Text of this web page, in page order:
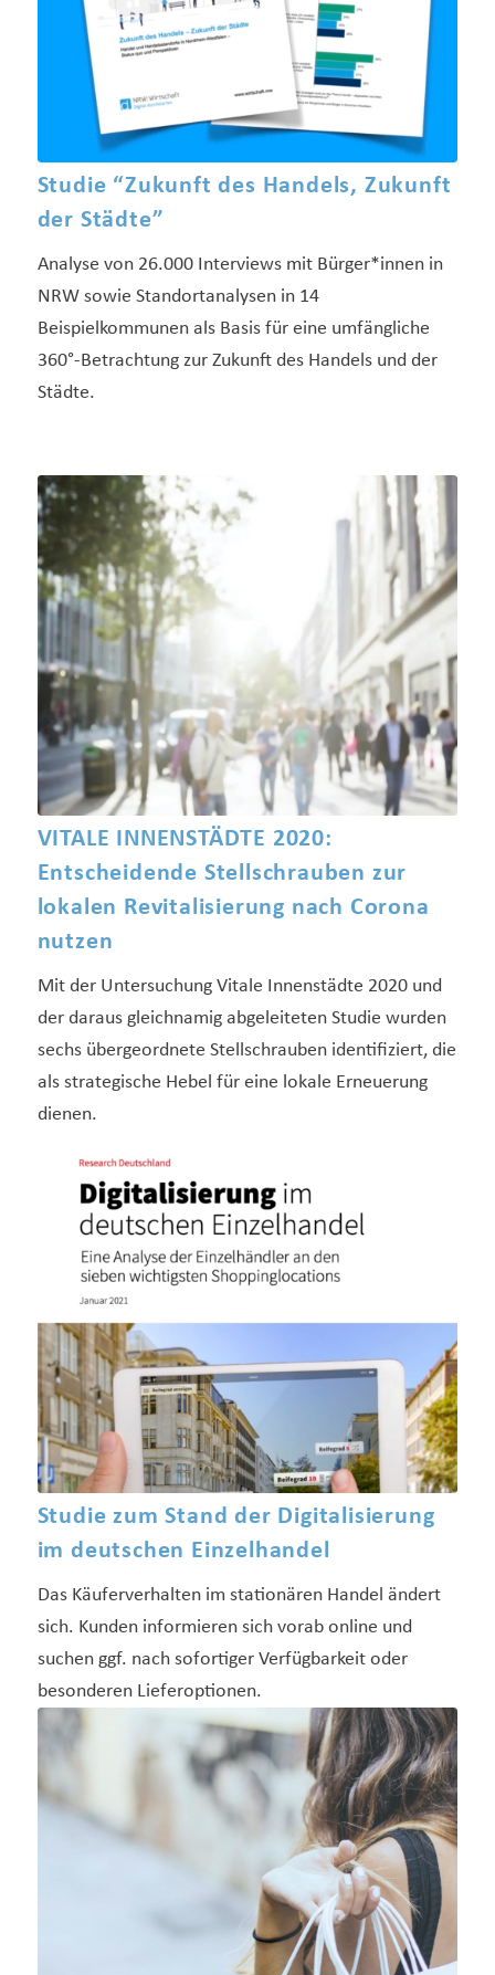
Studie “Zukunft des Handels, Zukunft
der Städte”
Analyse von 26.000 Interviews mit Bürger*innen in
NRW sowie Standortanalysen in 14
Beispielkommunen als Basis für eine umfängliche
360°-Betrachtung zur Zukunft des Handels und der
Städte.
VITALE INNENSTÄDTE 2020:
Entscheidende Stellschrauben zur
lokalen Revitalisierung nach Corona
nutzen
Mit der Untersuchung Vitale Innenstädte 2020 und
der daraus gleichnamig abgeleiteten Studie wurden
sechs übergeordnete Stellschrauben identifiziert, die
als strategische Hebel für eine lokale Erneuerung
dienen.
Studie zum Stand der Digitalisierung
im deutschen Einzelhandel
Das Käuferverhalten im stationären Handel ändert
sich. Kunden informieren sich vorab online und
suchen ggf. nach sofortiger Verfügbarkeit oder
besonderen Lieferoptionen.